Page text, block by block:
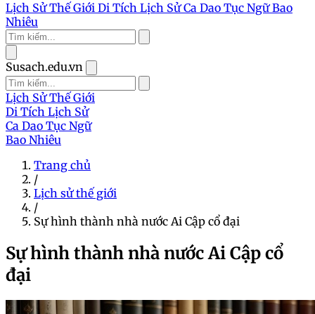
Lịch Sử Thế Giới Di Tích Lịch SửCa Dao Tục NgữBao
Nhiêu
Susach.edu.vn
Lịch Sử Thế Giới
Di Tích Lịch Sử
Ca Dao Tục Ngữ
Bao Nhiêu
Trang chủ
/
Lịch sử thế giới
/
Sự hình thành nhà nước Ai Cập cổ đại
Sự hình thành nhà nước Ai Cập cổ
đại